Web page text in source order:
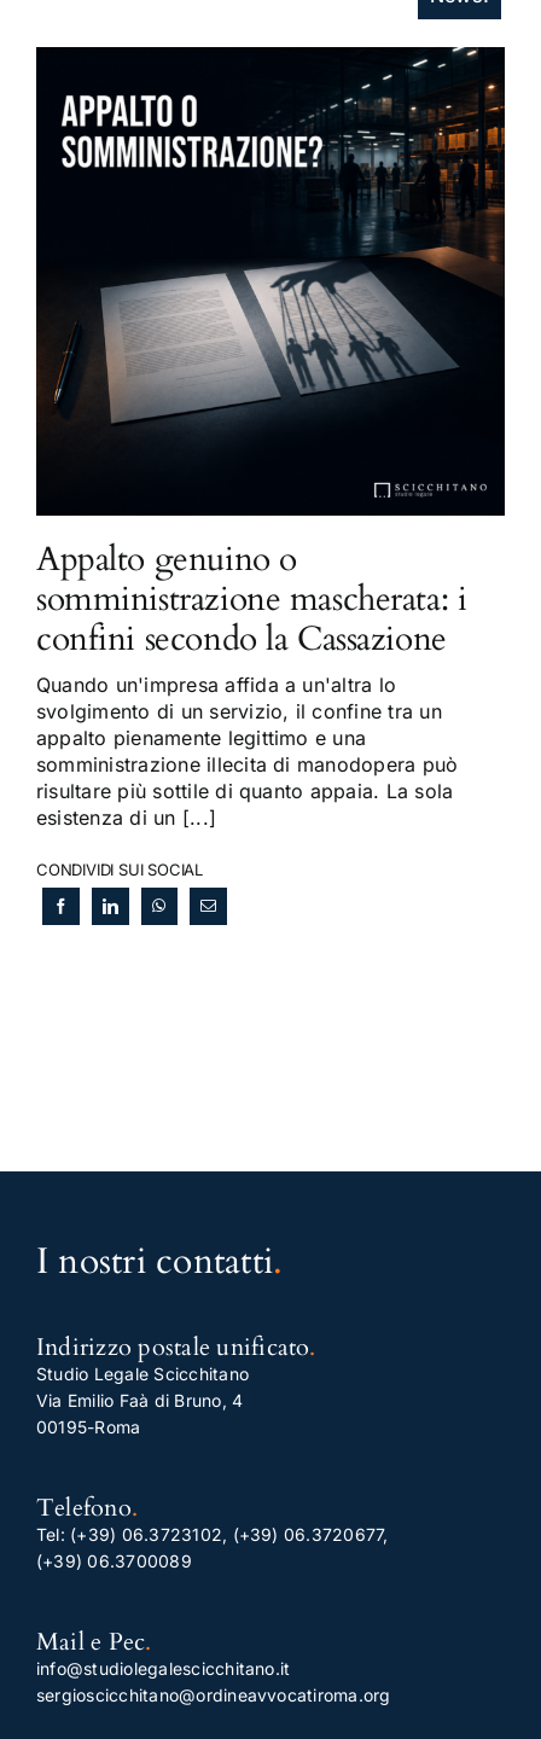
Appalto genuino o
somministrazione mascherata: i
confini secondo la Cassazione
Quando un'impresa affida a un'altra lo
svolgimento di un servizio, il confine tra un
appalto pienamente legittimo e una
somministrazione illecita di manodopera può
risultare più sottile di quanto appaia. La sola
esistenza di un [...]
CONDIVIDI SUI SOCIAL
I nostri contatti.
Indirizzo postale unificato.
Studio Legale Scicchitano
Via Emilio Faà di Bruno, 4
00195-Roma
Telefono.
Tel: (+39) 06.3723102, (+39) 06.3720677,
(+39) 06.3700089
Mail e Pec.
info@studiolegalescicchitano.it
sergioscicchitano@ordineavvocatiroma.org